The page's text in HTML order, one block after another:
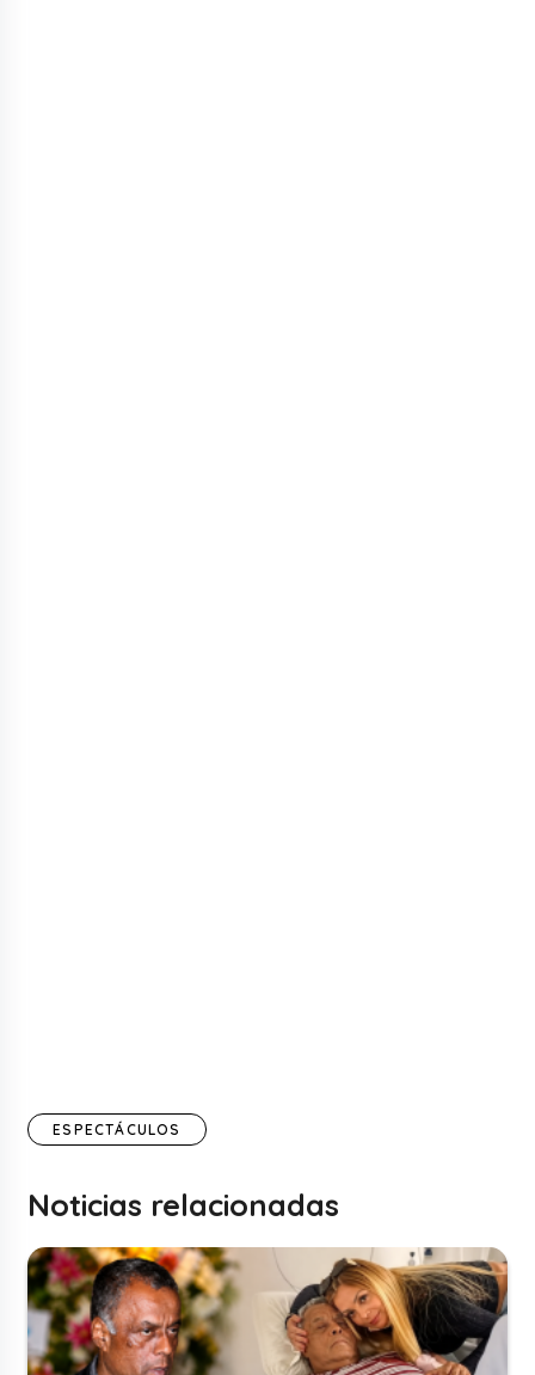
ESPECTÁCULOS
Noticias relacionadas